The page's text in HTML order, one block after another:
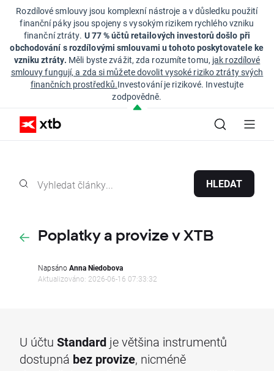
Rozdílové smlouvy jsou komplexní nástroje a v důsledku použití
finanční páky jsou spojeny s vysokým rizikem rychlého vzniku
finanční ztráty. U 77 % účtů retailových investorů došlo při
obchodování s rozdílovými smlouvami u tohoto poskytovatele ke
vzniku ztráty. Měli byste zvážit, zda rozumíte tomu, jak rozdílové
smlouvy fungují, a zda si můžete dovolit vysoké riziko ztráty svých
finančních prostředků.Investování je rizikové. Investujte
zodpovědně.
HLEDAT
Poplatky a provize v XTB
NapsánoAnna Niedobova
Aktualizováno: 2026-06-16 07:33:32
U účtu Standard je většina instrumentů
dostupná bez provize, nicméně